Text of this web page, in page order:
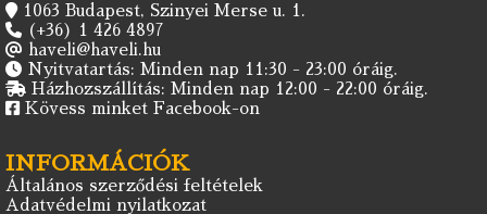
1063 Budapest, Szinyei Merse u. 1.
(+36) 1 426 4897
haveli@haveli.hu
Nyitvatartás: Minden nap 11:30 - 23:00 óráig.
Házhozszállítás: Minden nap 12:00 - 22:00 óráig.
Kövess minket Facebook-on
INFORMÁCIÓK
Általános szerződési feltételek
Adatvédelmi nyilatkozat